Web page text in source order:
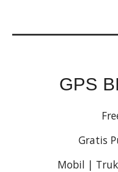
GPS
Gratis
Mobil |